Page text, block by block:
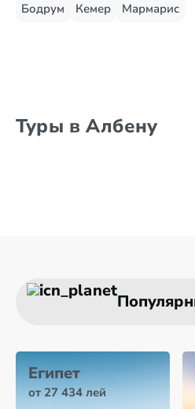
Бодрум
Кемер Мармарис
Туры в Албену
Египет
от 27 434 лей